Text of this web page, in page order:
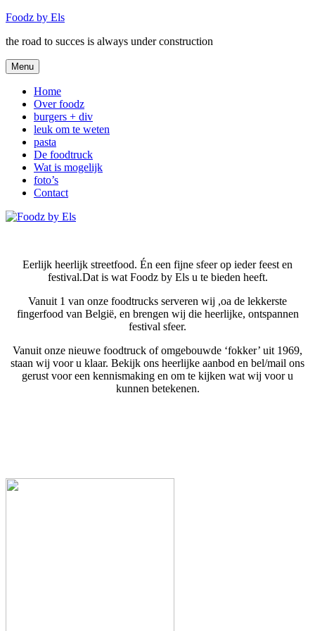
Naar
inhoud
Foodz by Els
the road to succes is always under construction
Menu
Home
Over foodz
burgers + div
leuk om te weten
pasta
De foodtruck
Wat is mogelijk
foto’s
Contact
Eerlijk heerlijk streetfood. Én een fijne sfeer op ieder feest en
festival.Dat is wat Foodz by Els u te bieden heeft.
Vanuit 1 van onze foodtrucks serveren wij ,oa de lekkerste
fingerfood van België, en brengen wij die heerlijke, ontspannen
festival sfeer.
Vanuit onze nieuwe foodtruck of omgebouwde ‘fokker’ uit 1969,
staan wij voor u klaar. Bekijk ons heerlijke aanbod en bel/mail ons
gerust voor een kennismaking en om te kijken wat wij voor u
kunnen betekenen.